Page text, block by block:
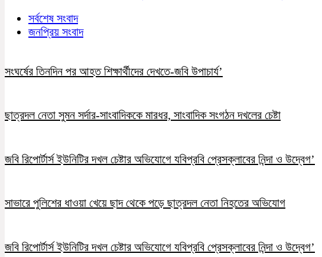
সর্বশেষ সংবাদ
জনপ্রিয় সংবাদ
সংঘর্ষের তিনদিন পর আহত শিক্ষার্থীদের দেখতে-জবি উপাচার্য’
ছাত্রদল নেতা সুমন সর্দার-সাংবাদিককে মারধর, সাংবাদিক সংগঠন দখলের চেষ্টা
জবি রিপোর্টার্স ইউনিটির দখল চেষ্টার অভিযোগে যবিপ্রবি প্রেসক্লাবের নিন্দা ও উদ্বেগ’
সাভারে পুলিশের ধাওয়া খেয়ে ছাদ থেকে পড়ে ছাত্রদল নেতা নিহতের অভিযোগ
জবি রিপোর্টার্স ইউনিটির দখল চেষ্টার অভিযোগে যবিপ্রবি প্রেসক্লাবের নিন্দা ও উদ্বেগ’